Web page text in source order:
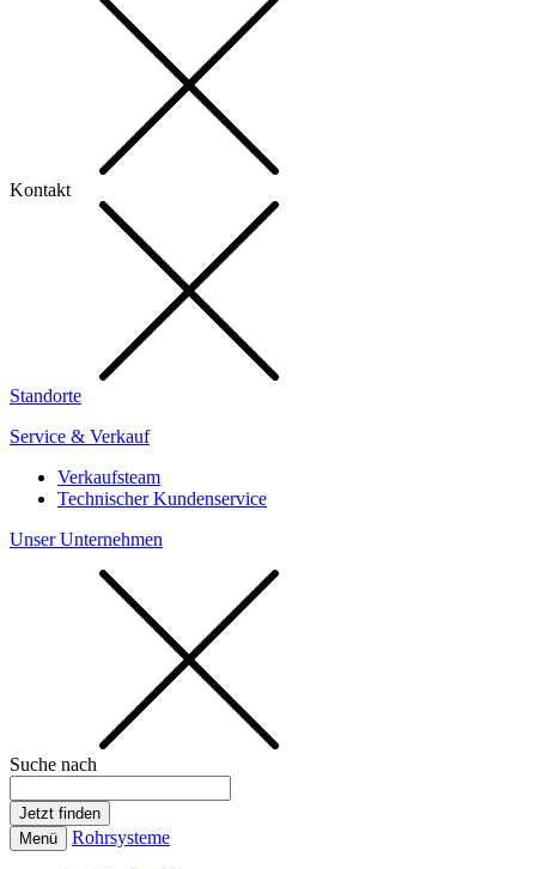
Kontakt
Standorte
Service & Verkauf
Verkaufsteam
Technischer Kundenservice
Unser Unternehmen
Suche nach
Menü Rohrsysteme